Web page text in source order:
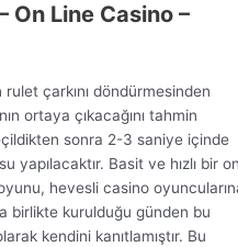
On Line Casino –
çarkını döndürmesinden
ortaya çıkacağını tahmin
sonra 2-3 saniye içinde
yapılacaktır. Basit ve hızlı bir
hevesli casino
birlikte kurulduğu günden bu
kendini kanıtlamıştır. Bu